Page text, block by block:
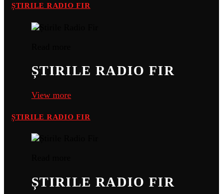
ȘTIRILE RADIO FIR
ȘTIRILE RADIO FIR
View more
ȘTIRILE RADIO FIR
ȘTIRILE RADIO FIR